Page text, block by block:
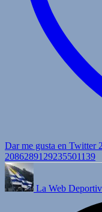
Dar me gusta en Twitter
2086289129235501139
La Web